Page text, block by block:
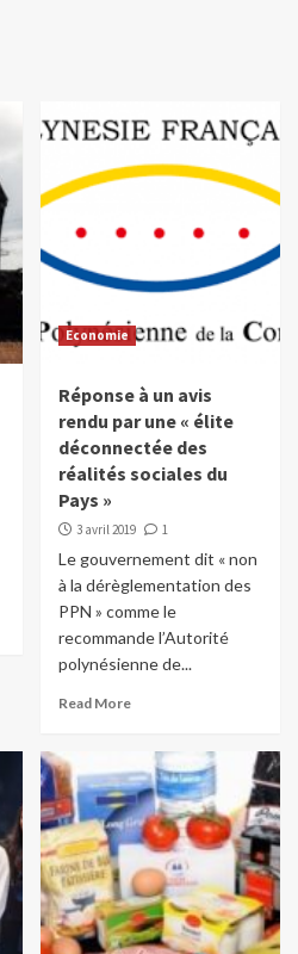
Economie
Réponse à un avis
rendu par une « élite
déconnectée des
réalités sociales du
Pays »
3 avril 2019 1
Le gouvernement dit « non
à la dérèglementation des
PPN » comme le
recommande l’Autorité
polynésienne de...
Read More